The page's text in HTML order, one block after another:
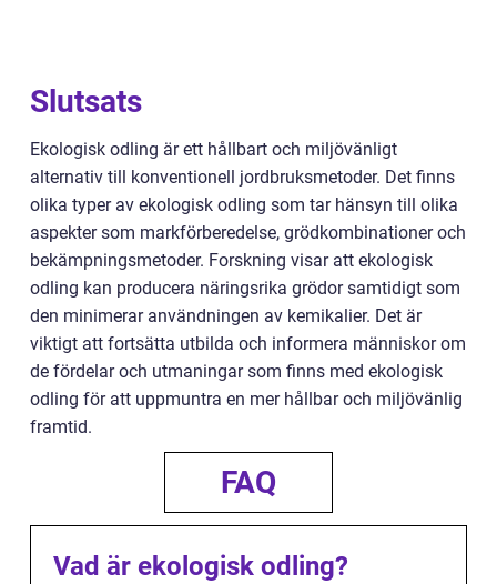
Slutsats
Ekologisk odling är ett hållbart och miljövänligt
alternativ till konventionell jordbruksmetoder. Det finns
olika typer av ekologisk odling som tar hänsyn till olika
aspekter som markförberedelse, grödkombinationer och
bekämpningsmetoder. Forskning visar att ekologisk
odling kan producera näringsrika grödor samtidigt som
den minimerar användningen av kemikalier. Det är
viktigt att fortsätta utbilda och informera människor om
de fördelar och utmaningar som finns med ekologisk
odling för att uppmuntra en mer hållbar och miljövänlig
framtid.
FAQ
Vad är ekologisk odling?